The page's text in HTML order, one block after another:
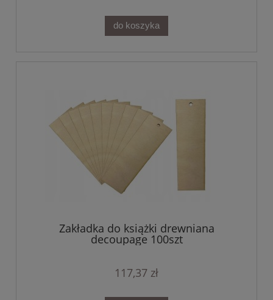
do koszyka
Zakładka do książki drewniana
decoupage 100szt
117,37 zł